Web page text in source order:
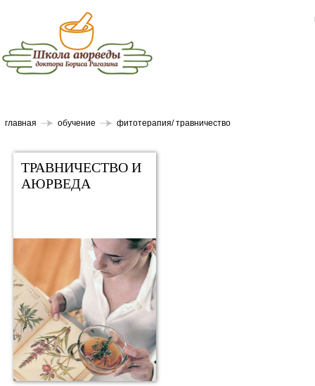
главная обучение фитотерапия/ травничество
ТРАВНИЧЕСТВО И
АЮРВЕДА